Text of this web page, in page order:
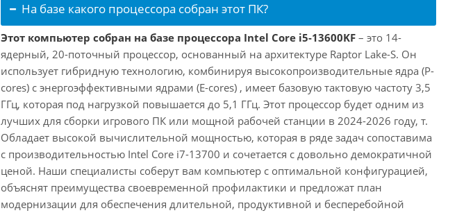
На базе какого процессора собран этот ПК?
Этот компьютер собран на базе процессора Intel Core i5-13600KF – это 14-
ядерный, 20-поточный процессор, основанный на архитектуре Raptor Lake-S. Он
использует гибридную технологию, комбинируя высокопроизводительные ядра (P-
cores) с энергоэффективными ядрами (E-cores) , имеет базовую тактовую частоту 3,5
ГГц, которая под нагрузкой повышается до 5,1 ГГц. Этот процессор будет одним из
лучших для сборки игрового ПК или мощной рабочей станции в 2024-2026 году, т.
Обладает высокой вычислительной мощностью, которая в ряде задач сопоставима
с производительностью Intel Core i7-13700 и сочетается с довольно демократичной
ценой. Наши специалисты соберут вам компьютер с оптимальной конфигурацией,
объяснят преимущества своевременной профилактики и предложат план
модернизации для обеспечения длительной, продуктивной и бесперебойной